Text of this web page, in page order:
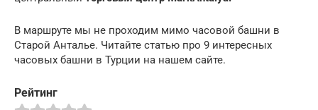
В маршруте мы не проходим мимо часовой башни в
Старой Анталье. Читайте статью про 9 интересных
часовых башни в Турции на нашем сайте.
Рейтинг